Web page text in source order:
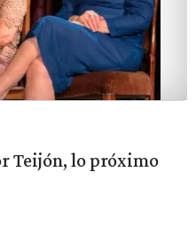
Teijón, lo próximo